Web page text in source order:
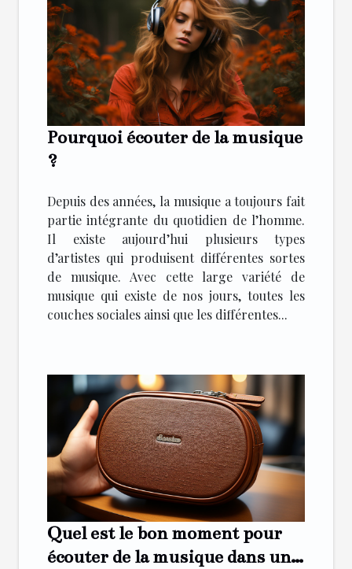
Pourquoi écouter de la musique
?
Depuis des années, la musique a toujours fait
partie intégrante du quotidien de l’homme.
Il existe aujourd’hui plusieurs types
d’artistes qui produisent différentes sortes
de musique. Avec cette large variété de
musique qui existe de nos jours, toutes les
couches sociales ainsi que les différentes...
Quel est le bon moment pour
écouter de la musique dans une